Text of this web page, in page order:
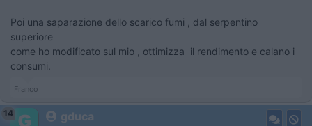
Poi una saparazione dello scarico fumi , dal serpentino
superiore
come ho modificato sul mio , ottimizza il rendimento e calano i
consumi.
Franco
14 gduca